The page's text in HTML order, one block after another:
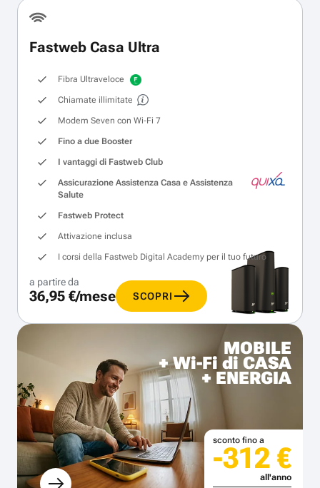
Fastweb Casa Ultra
Fibra Ultraveloce
Chiamate illimitate
Modem Seven con Wi‑Fi 7
Fino a due Booster
I vantaggi di Fastweb Club
Assicurazione Assistenza Casa e Assistenza
Salute
Fastweb Protect
Attivazione inclusa
I corsi della Fastweb Digital Academy per il tuo futuro
a partire da
36,95 €/mese SCOPRI
MOBILE
+ Wi-Fi di CASA
+ ENERGIA
sconto fino a
-312 €
all'anno